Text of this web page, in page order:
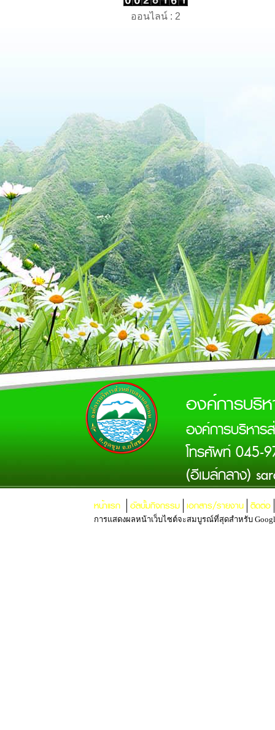
ออนไลน์ : 2
องค์การบริ
องค์การบริหา
โทรศัพท์ 045-
(อีเมล์กลาง)
หน้าแรก อัลบั้มกิจกรรม เอกสาร/รายงาน ติดต่อ
การแสดงผลหน้าเว็บไซต์จะสมบูรณ์ที่สุดสำหรับ